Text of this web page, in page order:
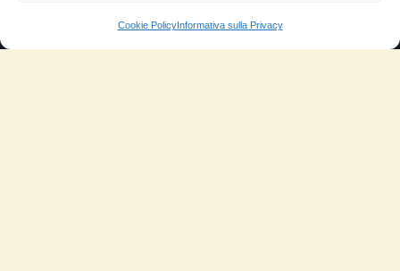
Cookie PolicyInformativa sulla Privacy